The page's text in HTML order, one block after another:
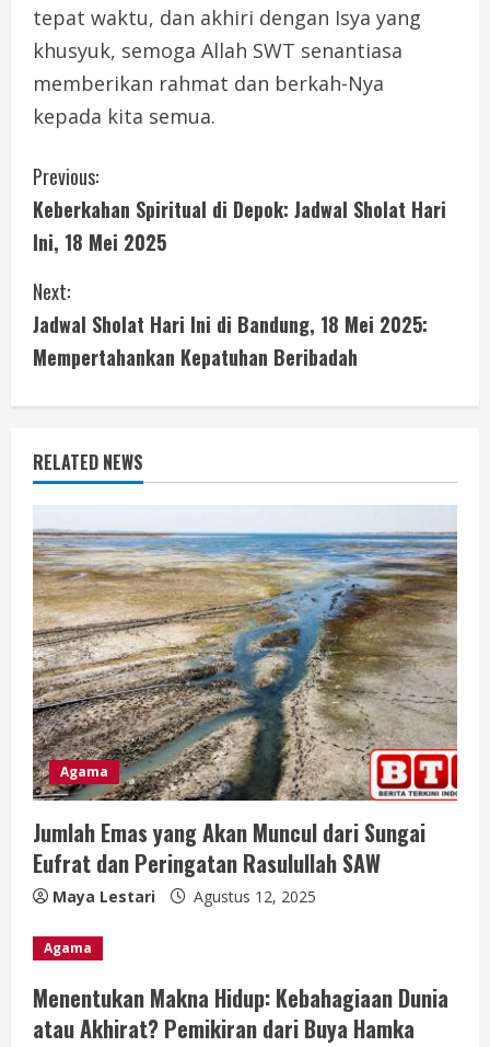
tepat waktu, dan akhiri dengan Isya yang
khusyuk, semoga Allah SWT senantiasa
memberikan rahmat dan berkah-Nya
kepada kita semua.
C
o
n
t
i
n
u
e
R
e
a
d
i
n
g
Previous:
Keberkahan Spiritual di Depok: Jadwal Sholat Hari
Ini, 18 Mei 2025
Next:
Jadwal Sholat Hari Ini di Bandung, 18 Mei 2025:
Mempertahankan Kepatuhan Beribadah
RELATED NEWS
Agama
Jumlah Emas yang Akan Muncul dari Sungai
Eufrat dan Peringatan Rasulullah SAW
Maya Lestari Agustus 12, 2025
Agama
Menentukan Makna Hidup: Kebahagiaan Dunia
atau Akhirat? Pemikiran dari Buya Hamka